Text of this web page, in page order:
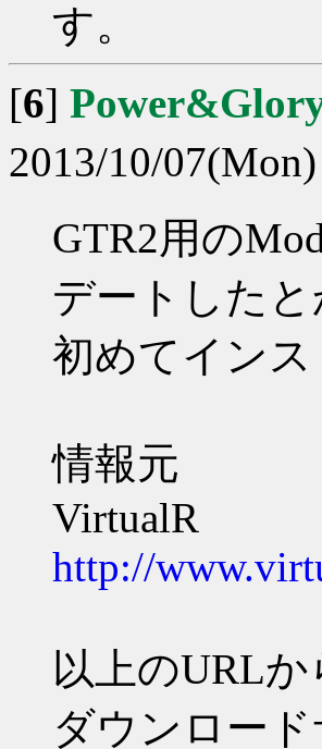
す。
[6]
2013/10/
GTR2用の
デートした
初めてイン
情報元
VirtualR
http://
以上のURL
ダウンロー